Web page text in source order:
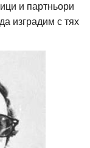
и партньори
изградим с тях